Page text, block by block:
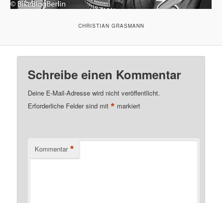
CHRISTIAN GRASMANN
Schreibe einen Kommentar
Deine E-Mail-Adresse wird nicht veröffentlicht.
Erforderliche Felder sind mit* markiert
Kommentar *